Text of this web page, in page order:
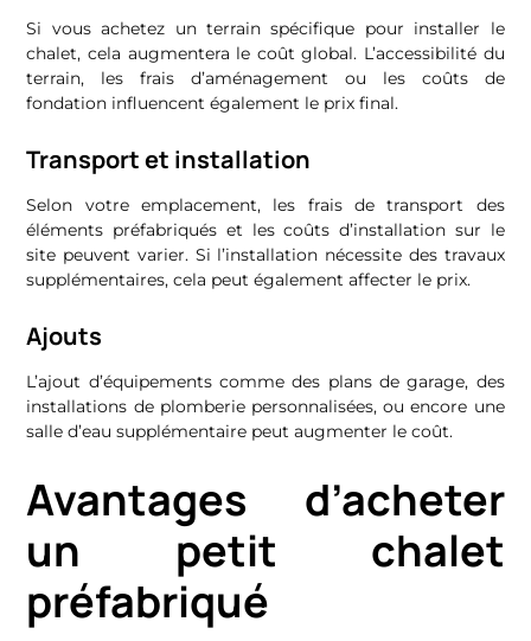
Si vous achetez un terrain spécifique pour installer le
chalet, cela augmentera le coût global. L’accessibilité du
terrain, les frais d’aménagement ou les coûts de
fondation influencent également le prix final.
Transport et installation
Selon votre emplacement, les frais de transport des
éléments préfabriqués et les coûts d’installation sur le
site peuvent varier. Si l’installation nécessite des travaux
supplémentaires, cela peut également affecter le prix.
Ajouts
L’ajout d’équipements comme des plans de garage, des
installations de plomberie personnalisées, ou encore une
salle d’eau supplémentaire peut augmenter le coût.
Avantages d’acheter
un petit chalet
préfabriqué